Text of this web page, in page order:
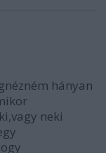
hányan
neki